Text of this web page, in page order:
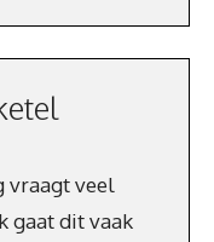
vraagt veel
gaat dit vaak